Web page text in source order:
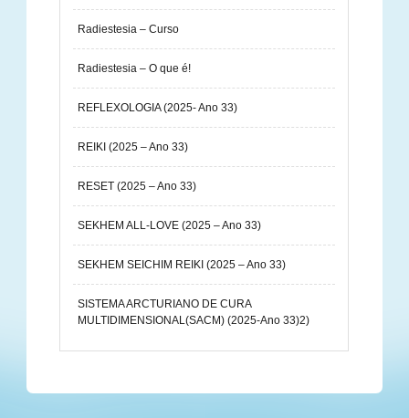
Radiestesia – Curso
Radiestesia – O que é!
REFLEXOLOGIA (2025- Ano 33)
REIKI (2025 – Ano 33)
RESET (2025 – Ano 33)
SEKHEM ALL-LOVE (2025 – Ano 33)
SEKHEM SEICHIM REIKI (2025 – Ano 33)
SISTEMA ARCTURIANO DE CURA
MULTIDIMENSIONAL(SACM) (2025-Ano 33)2)